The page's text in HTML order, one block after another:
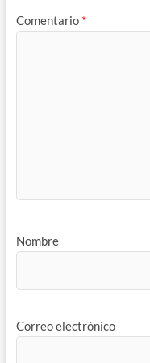
Comentario *
Nombre
Correo electrónico